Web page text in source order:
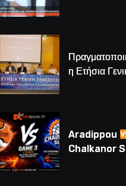
η Ετήσια
(BINTEO)
Aradippou
Chalkanor